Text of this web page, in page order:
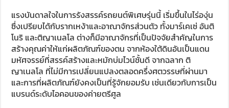
แรงบันดาลใจในการรังสรรค์รถยนต์พิเศษรุ่นนี้ เริ่มขึ้นในไร่องุ่น
ซึ่งเปรียบได้กับรากเหง้าและอาณาจักรส่วนตัว ทั้งมาร์เคเซ่ อันติ
โนริ และติญาเนลโล ต่างก็มีอาณาจักรที่เป็นปัจจัยสำคัญในการ
สร้างคุณค่าให้แก่ผลิตภัณฑ์ของตน จากห้องใต้ดินอันเป็นแดน
มหัศจรรย์ที่สรรค์สร้างและหมักบ่มไวน์ชั้นดี จากฉลาก ติ
ญาเนลโล ที่ไม่มีการเปลี่ยนแปลงตลอดครึ่งศตวรรษที่ผ่านมา
และการที่ผลิตภัณฑ์ยังคงเป็นที่รู้จักยอมรับ เช่นเดียวกับการเป็น
แบรนด์ระดับไอคอนของค่ายตรีศูล